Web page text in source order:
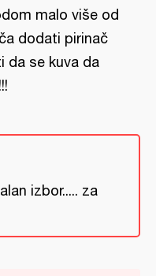
malo više od
dodati pirinač
da se kuva da
izbor..... za